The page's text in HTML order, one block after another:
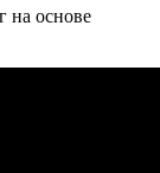
на основе